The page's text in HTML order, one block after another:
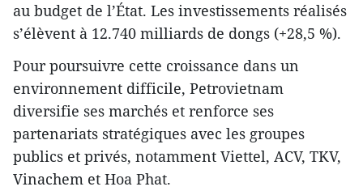
au budget de l’État. Les investissements réalisés
s’élèvent à 12.740 milliards de dongs (+28,5 %).
Pour poursuivre cette croissance dans un
environnement difficile, Petrovietnam
diversifie ses marchés et renforce ses
partenariats stratégiques avec les groupes
publics et privés, notamment Viettel, ACV, TKV,
Vinachem et Hoa Phat.